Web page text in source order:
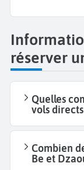
réserver
Quelles
vols
Combien
Be et